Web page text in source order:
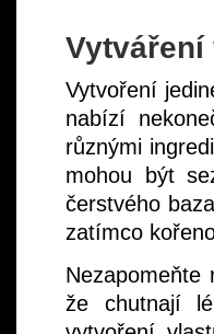
Vytváření
Vytvoření
nabízí
různými
mohou být
čerstvého
zatímco
Nezapomeňte
že chutnají